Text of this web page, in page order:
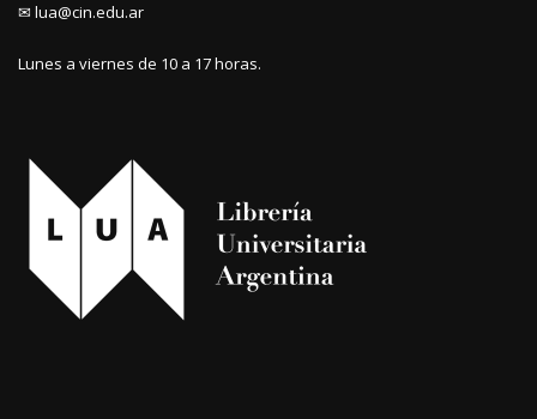
✉ lua@cin.edu.ar
Lunes a viernes de 10 a 17 horas.